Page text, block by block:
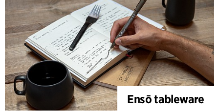
Ensō tableware